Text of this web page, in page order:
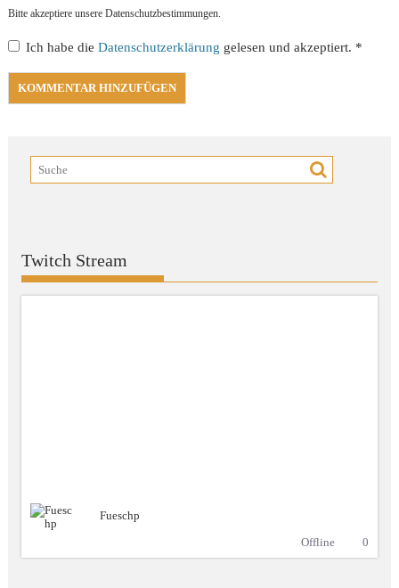
Bitte akzeptiere unsere Datenschutzbestimmungen.
Ich habe dieDatenschutzerklärung gelesen und akzeptiert. *
Twitch Stream
Fueschp
Offline
0